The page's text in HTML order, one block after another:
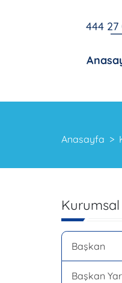
444 27
Anasayfa
Kurumsal
Başkan
Başkan